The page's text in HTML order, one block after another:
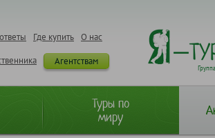
О нас
Где купить
Агентствам
Туры по
миру